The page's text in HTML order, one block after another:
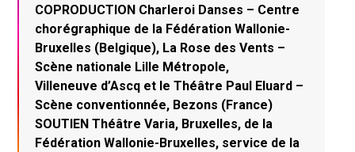
COPRODUCTION Charleroi Danses – Centre
chorégraphique de la Fédération Wallonie-
Bruxelles (Belgique), La Rose des Vents –
Scène nationale Lille Métropole,
Villeneuve d’Ascq et le Théâtre Paul Eluard –
Scène conventionnée, Bezons (France)
SOUTIEN Théâtre Varia, Bruxelles, de la
Fédération Wallonie-Bruxelles, service de la